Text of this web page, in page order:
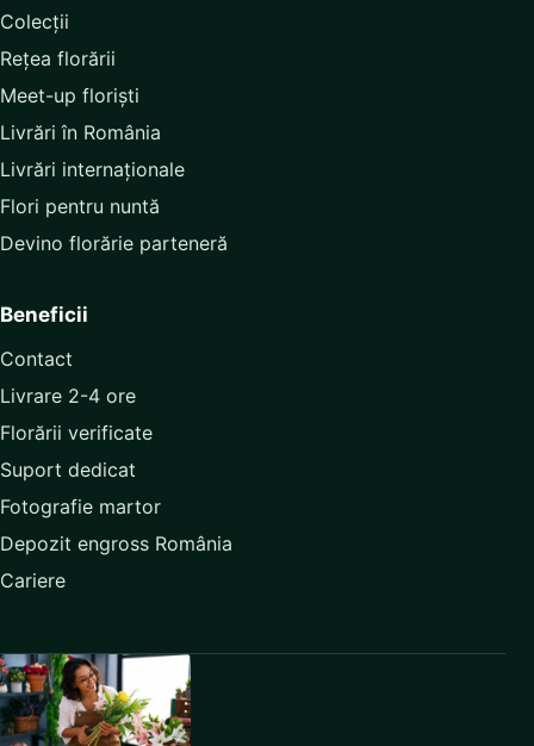
Colecții
Rețea florării
Meet-up floriști
Livrări în România
Livrări internaționale
Flori pentru nuntă
Devino florărie parteneră
Beneficii
Contact
Livrare 2-4 ore
Florării verificate
Suport dedicat
Fotografie martor
Depozit engross România
Cariere